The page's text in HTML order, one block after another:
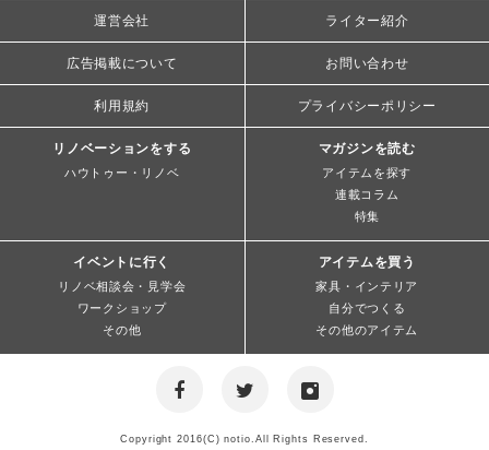
運営会社 ライター紹介
広告掲載について お問い合わせ
利用規約 プライバシーポリシー
リノベーションをする
ハウトゥー・リノベ
マガジンを読む
アイテムを探す
連載コラム
特集
イベントに行く
リノベ相談会・見学会
ワークショップ
その他
アイテムを買う
家具・インテリア
自分でつくる
その他のアイテム
Copyright 2016(C) notio.All Rights Reserved.